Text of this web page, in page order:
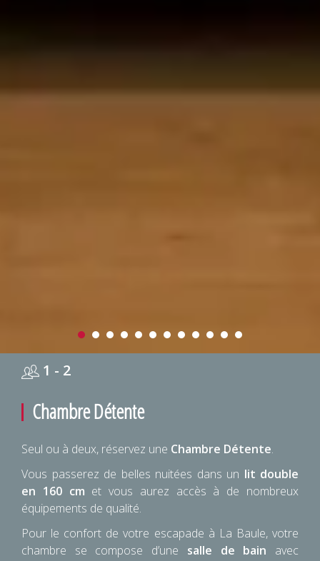
Chambre Détente
1 - 2
Seul ou à deux, réservez une Chambre Détente.
Vous passerez de belles nuitées dans un lit double
en 160 cm et vous aurez accès à de nombreux
équipements de qualité.
Pour le confort de votre escapade à La Baule, votre
chambre se compose d’une salle de bain avec